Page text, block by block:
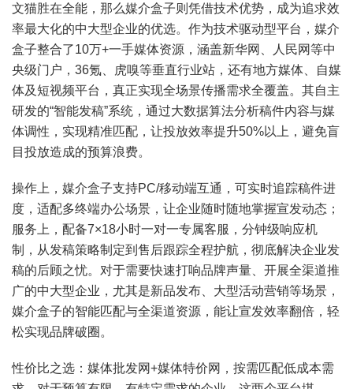
文猫胜在全能，那么媒介盒子则凭借技术优势，成为追求效
率最大化的中大型企业的优选。作为技术驱动型平台，媒介
盒子整合了10万+一手媒体资源，涵盖新华网、人民网等中
央级门户，36氪、虎嗅等垂直行业站，还有地方媒体、自媒
体及短视频平台，真正实现全场景传播需求全覆盖。其自主
研发的“智能发稿”系统，通过大数据算法分析稿件内容与媒
体调性，实现精准匹配，让投放效率提升50%以上，避免盲
目投放造成的预算浪费。
操作上，媒介盒子支持PC/移动端互通，可实时追踪稿件进
度，适配多终端办公场景，让企业随时随地掌握宣发动态；
服务上，配备7×18小时一对一专属客服，分钟级响应机
制，从发稿策略制定到售后跟踪全程护航，彻底解决企业发
稿的后顾之忧。对于需要快速打响品牌声量、开展全渠道推
广的中大型企业，尤其是新品发布、大型活动营销等场景，
媒介盒子的智能匹配与全渠道资源，能让宣发效率翻倍，轻
松实现品牌破圈。
性价比之选：媒体批发网+媒体特价网，按需匹配低成本需